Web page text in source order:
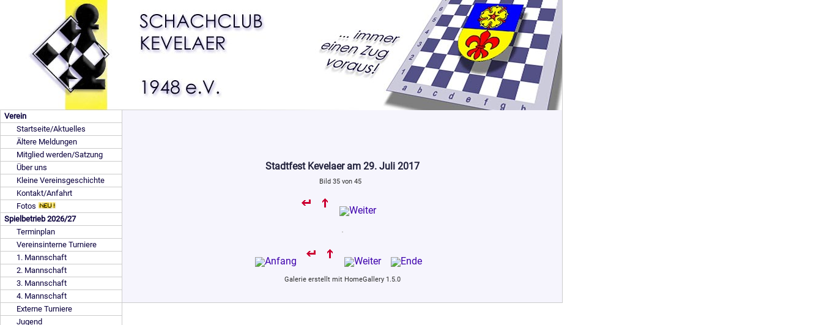
Verein
Startseite/Aktuelles
Ältere Meldungen
Mitglied werden/Satzung
Über uns
Kleine Vereinsgeschichte
Kontakt/Anfahrt
Fotos
Spielbetrieb 2026/27
Terminplan
Vereinsinterne Turniere
1. Mannschaft
2. Mannschaft
3. Mannschaft
4. Mannschaft
Externe Turniere
Jugend
Stadtfest Kevelaer am 29. Juli 2017
Bild 35 von 45
Galerie erstellt mit HomeGallery 1.5.0